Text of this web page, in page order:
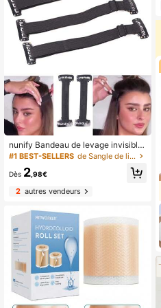
nunify Bandeau de levage invisible
confortable de 1,5 cm de large, réuti
lisable, réduction des rides au quoti
dien, sangle de levage cachée inté
#1 BEST-SELLERS de Sangle de lifting du visage Ceintures faciales
Dès 2,98€
2autres vendeurs